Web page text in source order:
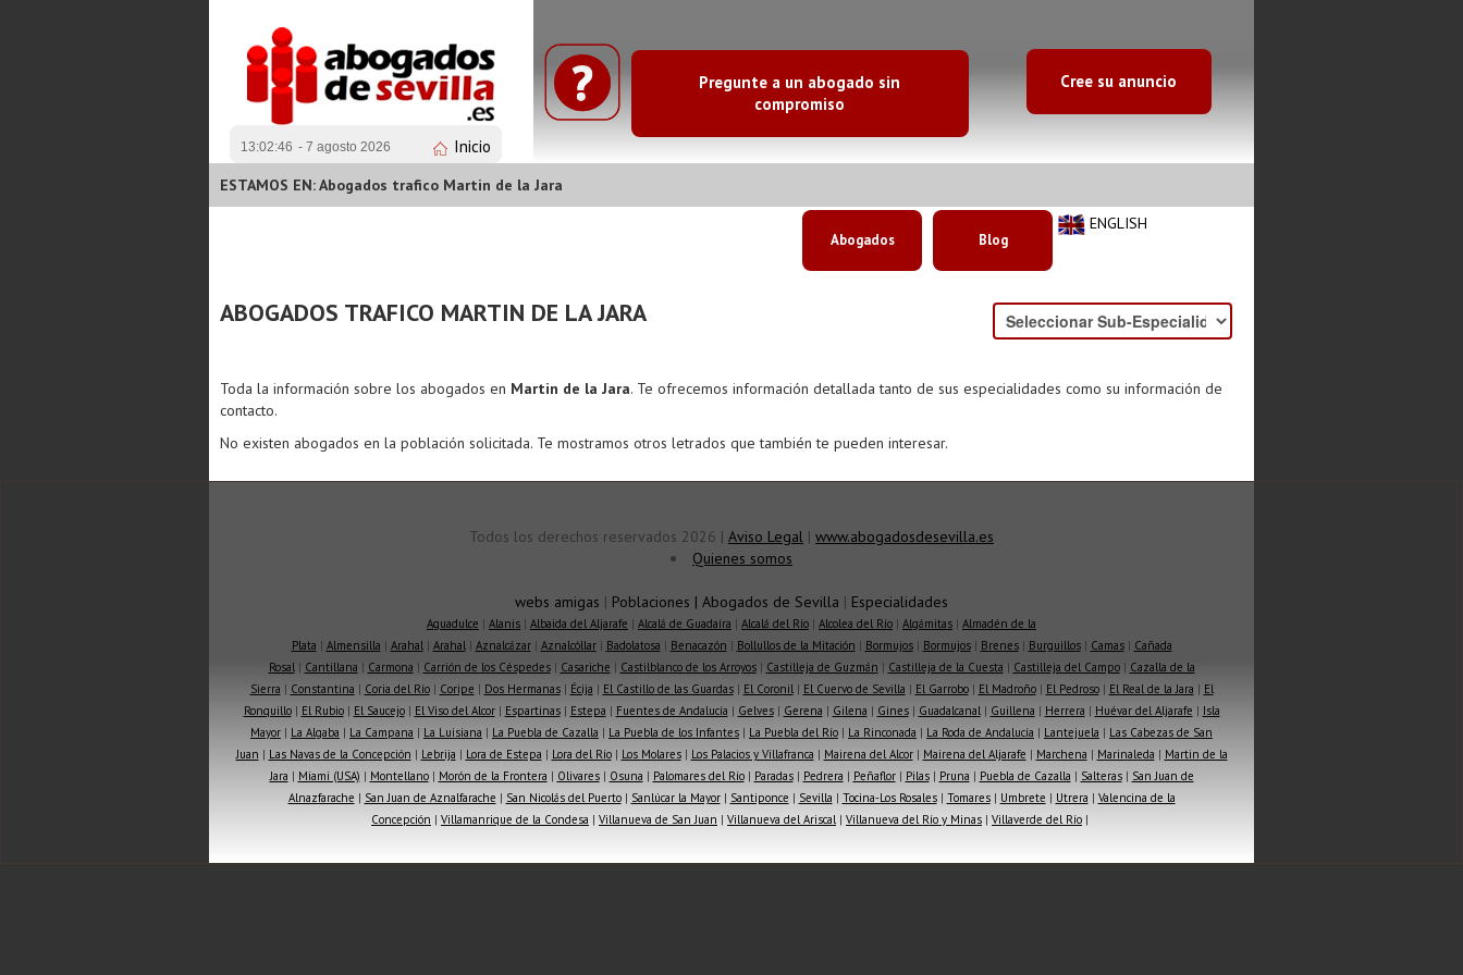
13:02:46 - 7 agosto 2026 Inicio
Pregunte a un abogado sin
compromiso
Cree su anuncio
ESTAMOS EN: Abogados trafico Martin de la Jara
ENGLISH
Abogados Blog
ABOGADOS TRAFICO MARTIN DE LA JARA
Toda la información sobre los abogados en Martin de la Jara. Te ofrecemos información detallada tanto de sus especialidades como su información de
contacto.
No existen abogados en la población solicitada. Te mostramos otros letrados que también te pueden interesar.
Todos los derechos reservados 2026 | Aviso Legal | www.abogadosdesevilla.es
Quienes somos
webs amigas | Poblaciones | Abogados de Sevilla | Especialidades
Aguadulce | Alanis | Albaida del Aljarafe | Alcalá de Guadaíra | Alcalá del Río | Alcolea del Río | Algámitas | Almadén de la
Plata | Almensilla | Arahal| Arahal| Aznalcázar| Aznalcóllar| Badolatosa | Benacazón | Bollullos de la Mitación | Bormujos| Bormujos| Brenes| Burguillos| Camas| Cañada
Rosal| Cantillana | Carmona | Carrión de los Céspedes| Casariche | Castilblanco de los Arroyos| Castilleja de Guzmán | Castilleja de la Cuesta | Castilleja del Campo| Cazalla de la
Sierra | Constantina | Coria del Río| Coripe | Dos Hermanas| Écija | El Castillo de las Guardas| El Coronil| El Cuervo de Sevilla | El Garrobo| El Madroño| El Pedroso| El Real de la Jara | El
Ronquillo| El Rubio| El Saucejo| El Viso del Alcor| Espartinas| Estepa | Fuentes de Andalucía | Gelves| Gerena | Gilena | Gines| Guadalcanal| Guillena | Herrera | Huévar del Aljarafe | Isla
Mayor | La Algaba | La Campana | La Luisiana | La Puebla de Cazalla | La Puebla de los Infantes | La Puebla del Río | La Rinconada | La Roda de Andalucía | Lantejuela | Las Cabezas de San
Juan | Las Navas de la Concepción | Lebrija | Lora de Estepa | Lora del Río| Los Molares| Los Palacios y Villafranca | Mairena del Alcor| Mairena del Aljarafe | Marchena | Marinaleda | Martin de la
Jara | Miami (USA) | Montellano| Morón de la Frontera | Olivares| Osuna | Palomares del Río| Paradas| Pedrera | Peñaflor| Pilas| Pruna | Puebla de Cazalla | Salteras| San Juan de
Alnazfarache | San Juan de Aznalfarache | San Nicolás del Puerto| Sanlúcar la Mayor| Santiponce | Sevilla | Tocina-Los Rosales| Tomares| Umbrete | Utrera | Valencina de la
Concepción | Villamanrique de la Condesa | Villanueva de San Juan | Villanueva del Ariscal| Villanueva del Río y Minas | Villaverde del Río |